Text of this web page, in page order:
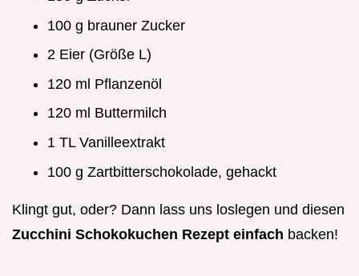
100 g brauner Zucker
2 Eier (Größe L)
120 ml Pflanzenöl
120 ml Buttermilch
1 TL Vanilleextrakt
100 g Zartbitterschokolade, gehackt
Klingt gut, oder? Dann lass uns loslegen und diesen
Zucchini Schokokuchen Rezept einfach backen!